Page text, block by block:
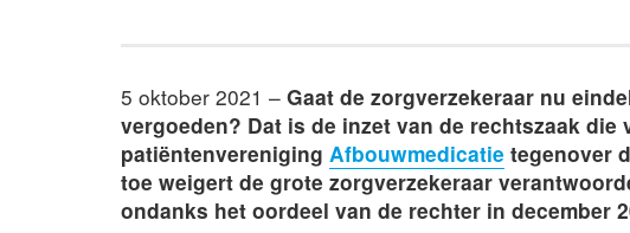
5 oktober 2021 – Gaat de zorgverzekeraar nu
vergoeden? Dat is de inzet van de rechtszaak
patiëntenvereniging Afbouwmedicatie tegenover
toe weigert de grote zorgverzekeraar
ondanks het oordeel van de rechter in december